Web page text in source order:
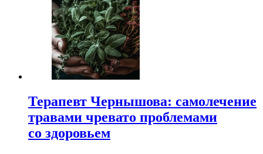
Терапевт Чернышова: самолечение
травами чревато проблемами
со здоровьем